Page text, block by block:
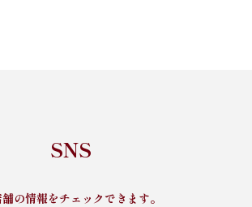
SNS
の情報をチェックできます。